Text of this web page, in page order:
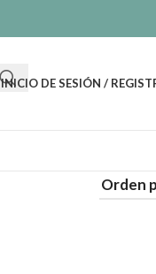
INICIO DE SESIÓN /